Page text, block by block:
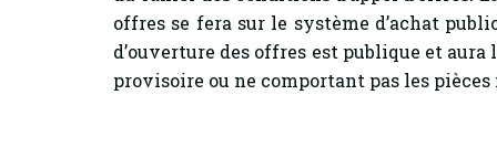
offres se fera sur le système d’achat
d’ouverture des offres est publique et aura
provisoire ou ne comportant pas les